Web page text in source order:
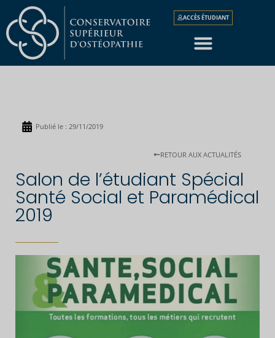
ACCÈS ÉTUDIANT
Publié le : 29/11/2019
RETOUR AUX ACTUALITÉS
Salon de l’étudiant Spécial
Santé Social et Paramédical
2019